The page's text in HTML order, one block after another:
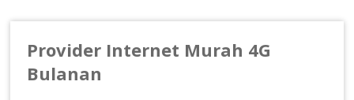
Provider Internet Murah 4G
Bulanan